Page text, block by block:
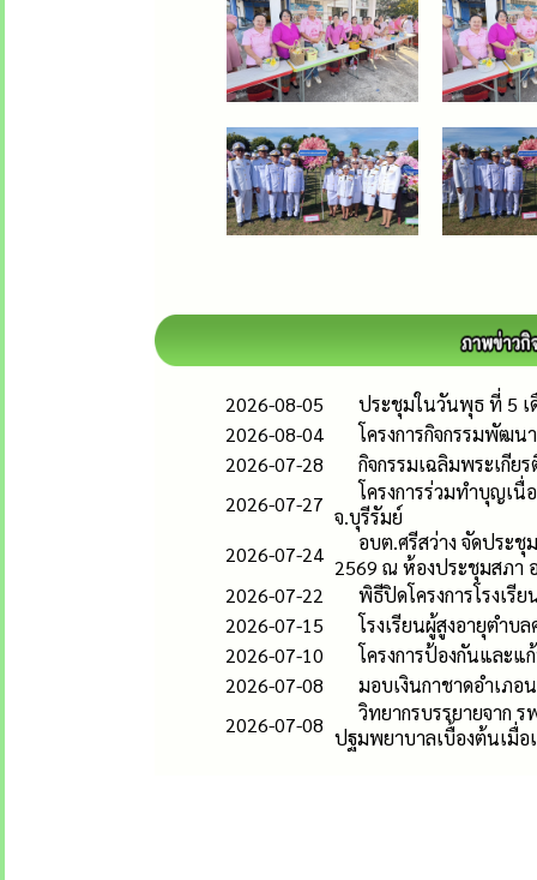
2026-08-05
ประชุมในวันพุธ ที่ 5
2026-08-04
โครงการกิจกรรมพัฒน
2026-07-28
กิจกรรมเฉลิมพระเกี
2026-07-27
โครงการร่วมทำบุญเ
จ.บุรีรัมย์
2026-07-24
อบต.ศรีสว่าง จัดประ
2569 ณ ห้องประชุมสภา
2026-07-22
พิธีปิดโครงการโรงเรี
2026-07-15
โรงเรียนผู้สูงอายุตำบ
2026-07-10
โครงการป้องกันและ
2026-07-08
มอบเงินกาชาดอำเภ
2026-07-08
วิทยากรบรรยายจาก
ปฐมพยาบาลเบื้องต้นเมื่อ